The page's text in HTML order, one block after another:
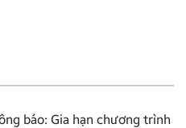
báo: Gia hạn chương trình